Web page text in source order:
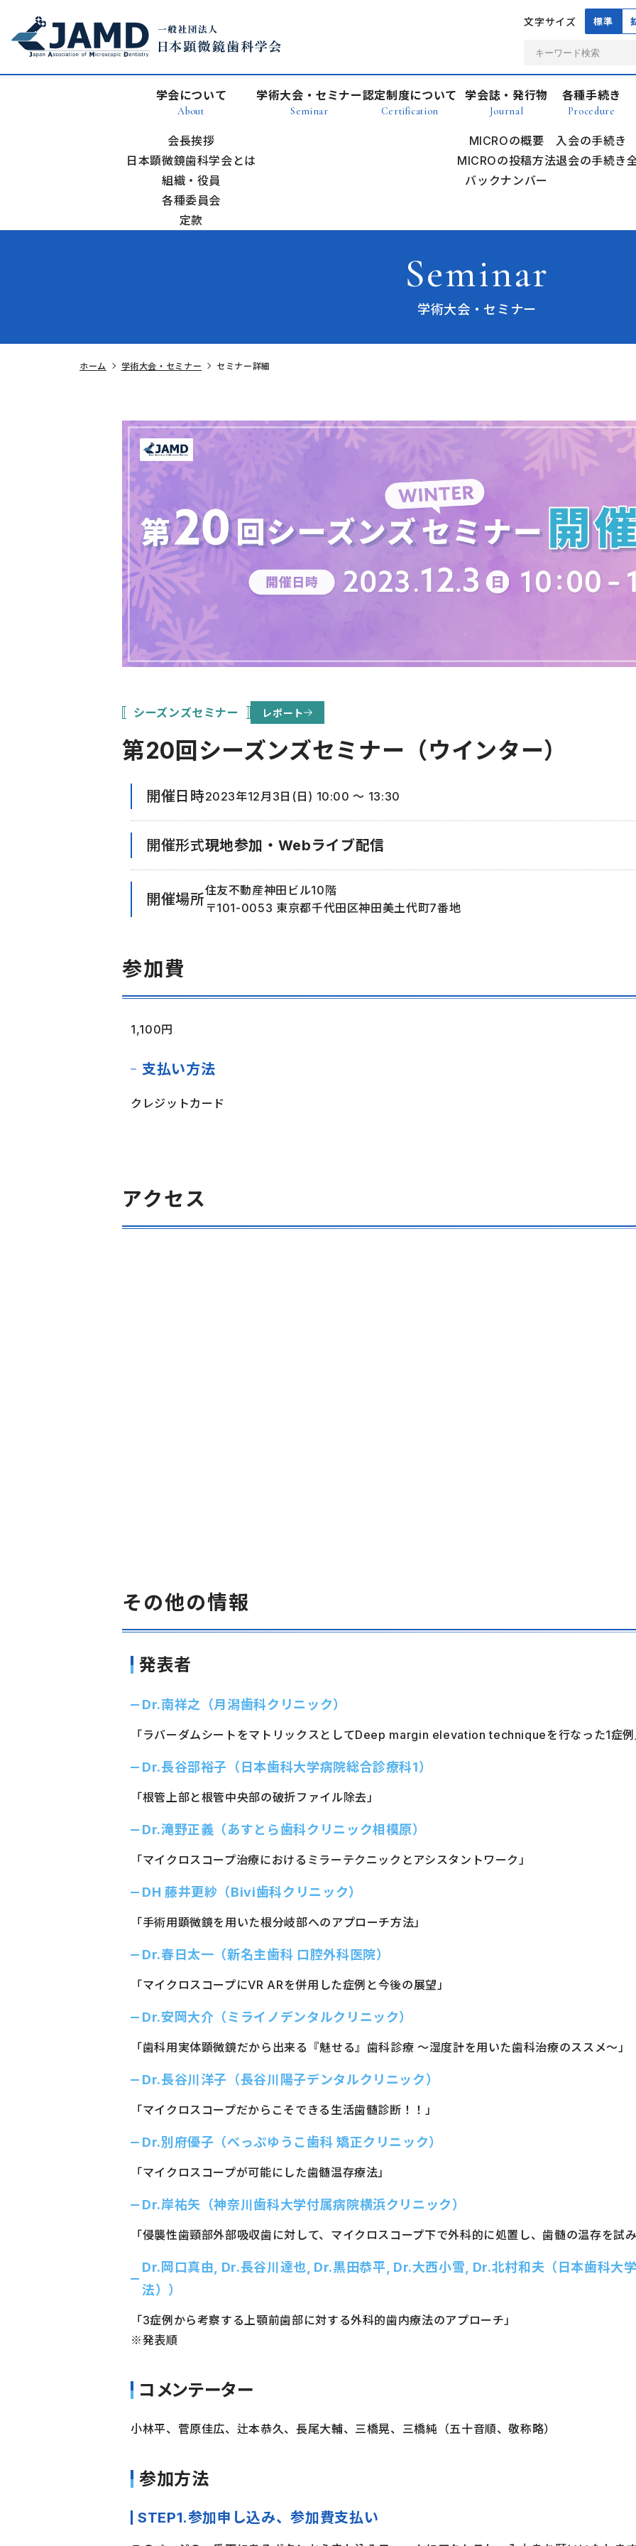
文字サイズ 標準
学会について
About
会長挨拶
日本顕微鏡歯科学会とは
組織・役員
各種委員会
定款
学術大会・セミナー
Seminar
認定制度について
Certification
学会誌・発行物
Journal
MICROの概要
MICROの投稿方法
バックナンバー
各種手続き
Procedure
入会の手続き
退会の手続き
Seminar
学術大会・セミナー
ホーム 学術大会・セミナー セミナー詳細
シーズンズセミナー レポート
第20回シーズンズセミナー（ウインター）
開催日時2023年12月3日(日) 10:00 〜 13:30
開催形式現地参加・Webライブ配信
開催場所
住友不動産神田ビル10階
〒101-0053 東京都千代田区神田美土代町7番地
参加費
1,100円
支払い方法
クレジットカード
アクセス
その他の情報
発表者
Dr.南祥之（月潟歯科クリニック）
「ラバーダムシートをマトリックスとしてDeep margin elevation techniqueを行なった1症
Dr.長谷部裕子（日本歯科大学病院総合診療科1）
「根管上部と根管中央部の破折ファイル除去」
Dr.滝野正義（あすとら歯科クリニック相模原）
「マイクロスコープ治療におけるミラーテクニックとアシスタントワーク」
DH 藤井更紗（Bivi歯科クリニック）
「手術用顕微鏡を用いた根分岐部へのアプローチ方法」
Dr.春日太一（新名主歯科 口腔外科医院）
「マイクロスコープにVR ARを併用した症例と今後の展望」
Dr.安岡大介（ミライノデンタルクリニック）
「歯科用実体顕微鏡だから出来る『魅せる』歯科診療 〜湿度計を用いた歯科治療のススメ〜」
Dr.長谷川洋子（長谷川陽子デンタルクリニック）
「マイクロスコープだからこそできる生活歯髄診断！！」
Dr.別府優子（べっぷゆうこ歯科 矯正クリニック）
「マイクロスコープが可能にした歯髄温存療法」
Dr.岸祐矢（神奈川歯科大学付属病院横浜クリニック）
「侵襲性歯頸部外部吸収歯に対して、マイクロスコープ下で外科的に処置し、歯髄の温存を試
Dr.岡口真由, Dr.長谷川達也, Dr.黒田恭平, Dr.大西小雪, Dr.北村和夫（日本歯科大
法））
「3症例から考察する上顎前歯部に対する外科的歯内療法のアプローチ」
※発表順
コメンテーター
小林平、菅原佳広、辻本恭久、長尾大輔、三橋晃、三橋純（五十音順、敬称略）
参加方法
STEP1.参加申し込み、参加費支払い